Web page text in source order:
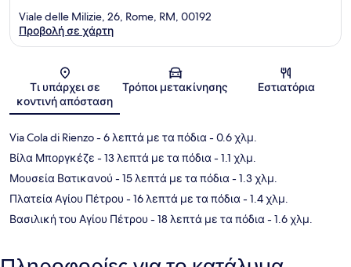
Χάρτης
Viale delle Milizie, 26, Rome, RM, 00192
Προβολή σε χάρτη
Τι υπάρχει σε
κοντινή απόσταση
Τρόποι μετακίνησης Εστιατόρια
Via Cola di Rienzo- 6 λεπτά με τα πόδια- 0.6 χλμ.
Βίλα Μποργκέζε - 13 λεπτά με τα πόδια- 1.1 χλμ.
Μουσεία Βατικανού - 15 λεπτά με τα πόδια- 1.3 χλμ.
Πλατεία Αγίου Πέτρου - 16 λεπτά με τα πόδια- 1.4 χλμ.
Βασιλική του Αγίου Πέτρου - 18 λεπτά με τα πόδια- 1.6 χλμ.